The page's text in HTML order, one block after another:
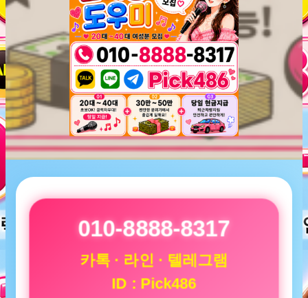
010-8888-8317
카톡 · 라인 · 텔레그램
ID : Pick486